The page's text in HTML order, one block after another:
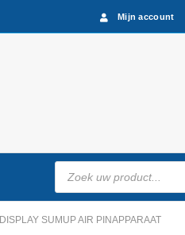
Mijn account
Producten
zoeken
DISPLAY SUMUP AIR PINAPPARAAT